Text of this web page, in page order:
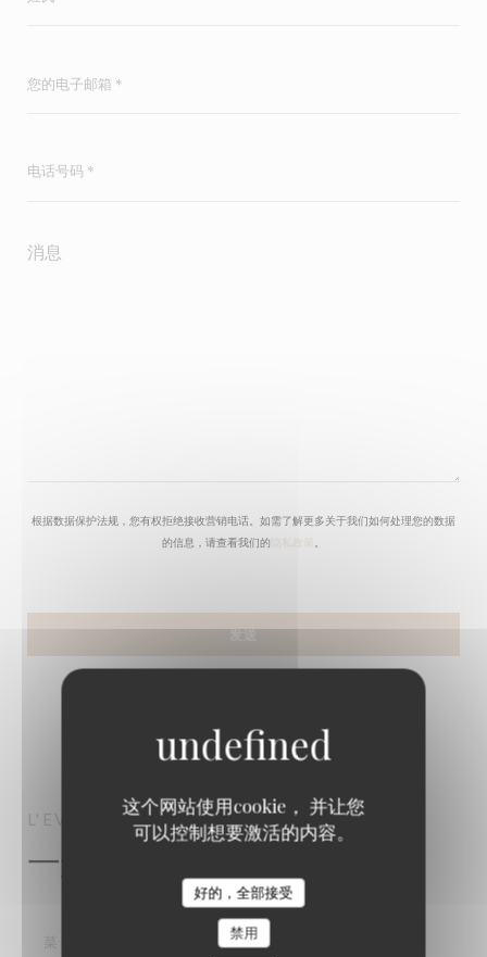
这个网站使用cookie， 并让您
可以控制想要激活的内容。
好的，全部接受
禁用
根据数据保护法规，您有权拒绝接收营销电话。如需了解更多关于我们如何处理您的数据
的信息，请查看我们的 隐私政策
L'EVADÉ BISTRONOMYPARIS
一般信息
菜肴